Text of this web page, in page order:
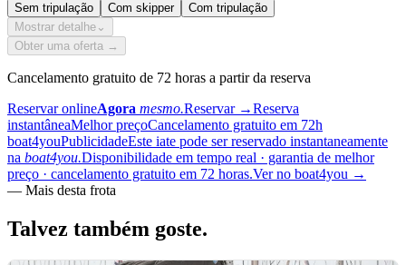
Sem tripulação Com skipper
Com tripulação
Mostrar detalhe ⌄
Obter uma oferta →
Cancelamento gratuito de 72 horas a partir da reserva
Reservar onlineAgora mesmo.Reservar →Reserva
instantâneaMelhor preçoCancelamento gratuito em 72h
boat4youPublicidadeEste iate pode ser reservado instantaneamente
na boat4you.Disponibilidade em tempo real · garantia de melhor
preço · cancelamento gratuito em 72 horas.Ver no boat4you →
— Mais desta frota
Talvez também goste.